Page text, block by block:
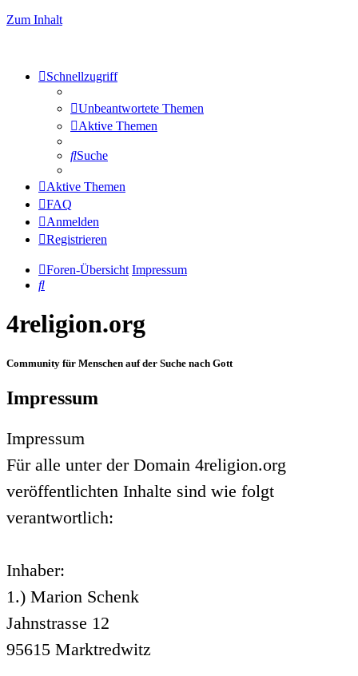
Zum Inhalt
Schnellzugriff
Unbeantwortete Themen
Aktive Themen
Suche
Aktive Themen
FAQ
Anmelden
Registrieren
Foren-Übersicht Impressum
Suche
4religion.org
Community für Menschen auf der Suche nach Gott
Impressum
Impressum
Für alle unter der Domain 4religion.org
veröffentlichten Inhalte sind wie folgt
verantwortlich:
Inhaber:
1.) Marion Schenk
Jahnstrasse 12
95615 Marktredwitz